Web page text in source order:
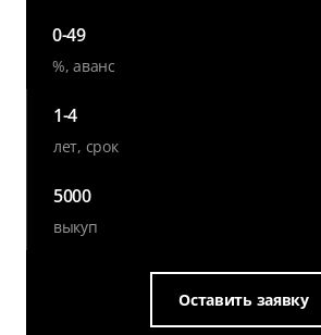
Оставить заявку
0-49
%, аванс
1-4
лет, срок
5000
выкуп